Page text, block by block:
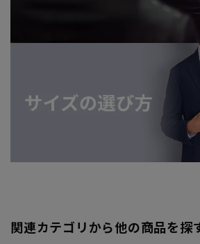
関連カテゴリから他の商品を探